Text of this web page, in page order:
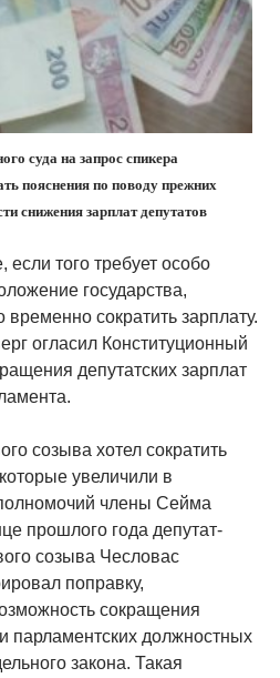
суда на запрос спикера
пояснения по поводу прежних
снижения зарплат депутатов
если того требует особо
государства,
сократить зарплату.
огласил Конституционный
депутатских зарплат
созыва хотел сократить
увеличили в
члены Сейма
прошлого года депутат-
созыва Чесловас
поправку,
сокращения
парламентских должностных
закона. Такая